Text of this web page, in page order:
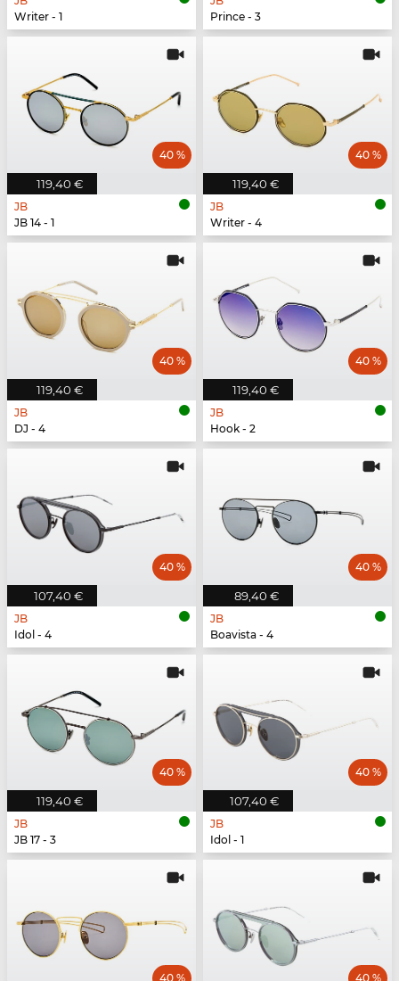
Writer - 1
Prince - 3
119,40 €
40 %
JB
JB 14 - 1
119,40 €
40 %
JB
Writer - 4
119,40 €
40 %
JB
DJ - 4
119,40 €
40 %
JB
Hook - 2
107,40 €
40 %
JB
Idol - 4
89,40 €
40 %
JB
Boavista - 4
119,40 €
40 %
JB
JB 17 - 3
107,40 €
40 %
JB
Idol - 1
40 % 40 %